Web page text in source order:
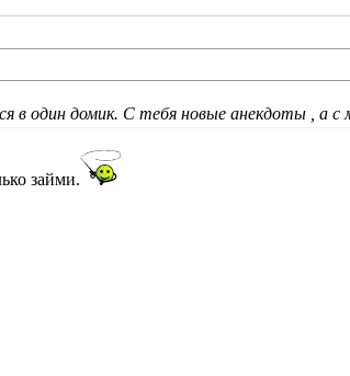
в один домик. С тебя новые анекдоты , а с
займи.